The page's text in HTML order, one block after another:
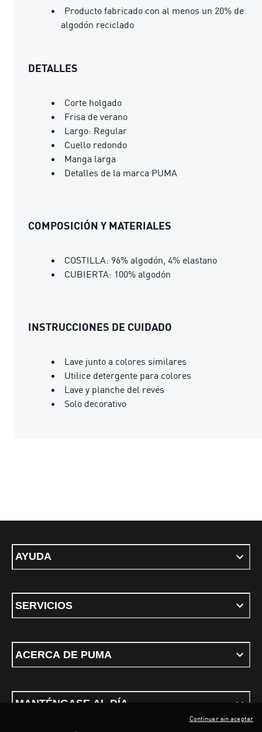
Producto fabricado con al menos un 20% de
algodón reciclado
DETALLES
Corte holgado
Frisa de verano
Largo: Regular
Cuello redondo
Manga larga
Detalles de la marca PUMA
COMPOSICIÓN Y MATERIALES
COSTILLA: 96% algodón, 4% elastano
CUBIERTA: 100% algodón
INSTRUCCIONES DE CUIDADO
Lave junto a colores similares
Utilice detergente para colores
Lave y planche del revés
Solo decorativo
AYUDA
SERVICIOS
ACERCA DE PUMA
MANTÉNGASE AL DÍA
Continuar sin aceptar